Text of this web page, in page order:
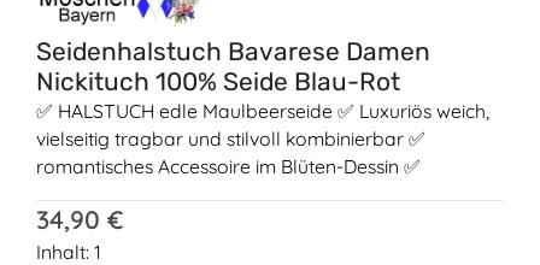
Seidenhalstuch Bavarese Damen
Nickituch 100% Seide Blau-Rot
✅ HALSTUCH edle Maulbeerseide ✅ Luxuriös weich,
vielseitig tragbar und stilvoll kombinierbar ✅
romantisches Accessoire im Blüten-Dessin ✅
Regulärer Preis:
34,90 €
Inhalt: 1